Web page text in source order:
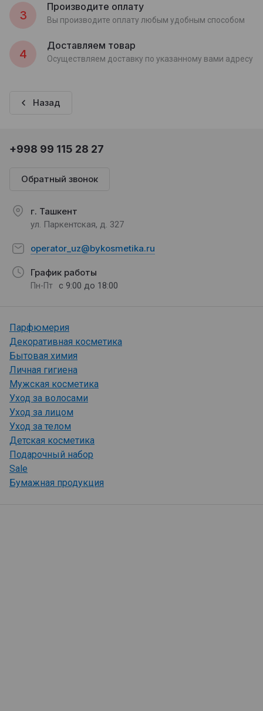
3
Производите оплату
Вы производите оплату любым удобным способом
4
Доставляем товар
Осуществляем доставку по указанному вами адресу
Назад
+998 99 115 28 27
Обратный звонок
г. Ташкент
ул. Паркентская, д. 327
operator_uz@bykosmetika.ru
График работы
Пн-Пт с 9:00 до 18:00
Парфюмерия
Декоративная косметика
Бытовая химия
Личная гигиена
Мужская косметика
Уход за волосами
Уход за лицом
Уход за телом
Детская косметика
Подарочный набор
Sale
Бумажная продукция